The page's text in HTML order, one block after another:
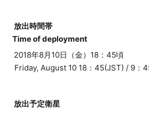
放出時間帯
Time of deployment
2018年8月10日（金）18：45頃
Friday, August 10 18：45(JST) / 9：
放出予定衛星